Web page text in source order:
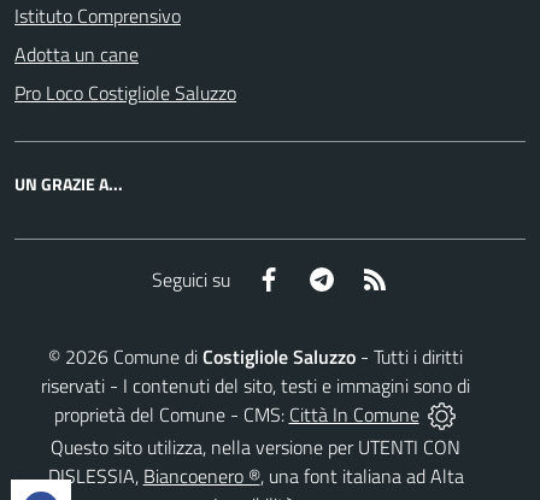
Istituto Comprensivo
Adotta un cane
Pro Loco Costigliole Saluzzo
UN GRAZIE A...
Seguici su Facebook Telegram
© 2026 Comune diCostigliole Saluzzo - Tutti i diritti
riservati - I contenuti del sito, testi e immagini sono di
proprietà del Comune - CMS: Città In Comune
Questo sito utilizza, nella versione per UTENTI CON
DISLESSIA, Biancoenero ®, una font italiana ad Alta